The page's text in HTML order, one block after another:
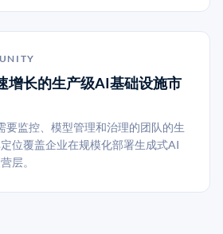
增长的生产级AI基础设施市
要监控、模型管理和治理的团队的生
位覆盖企业在规模化部署生成式AI
层。